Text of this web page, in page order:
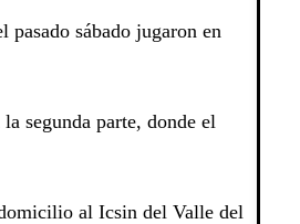
sábado jugaron en
segunda parte, donde el
al Icsin del Valle del